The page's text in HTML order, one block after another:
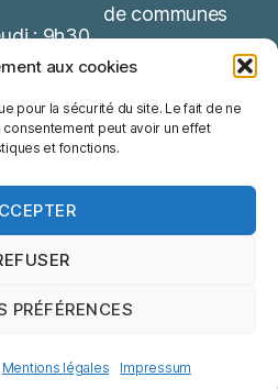
aux cookies
pour la sécurité du site. Le fait de ne
peut avoir un effet
et fonctions.
PRÉFÉRENCES
Mentions légales Impressum
: 9h30
de
vous
de communes
Service Public
Office de
tourisme